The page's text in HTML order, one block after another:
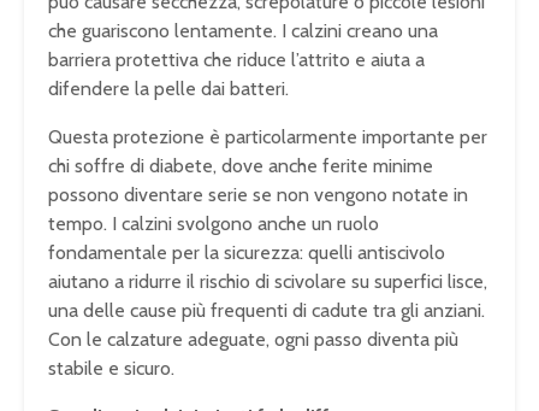
che guariscono lentamente. I calzini creano una
barriera protettiva che riduce l’attrito e aiuta a
difendere la pelle dai batteri.
Questa protezione è particolarmente importante per
chi soffre di diabete, dove anche ferite minime
possono diventare serie se non vengono notate in
tempo. I calzini svolgono anche un ruolo
fondamentale per la sicurezza: quelli antiscivolo
aiutano a ridurre il rischio di scivolare su superfici lisce,
una delle cause più frequenti di cadute tra gli anziani.
Con le calzature adeguate, ogni passo diventa più
stabile e sicuro.